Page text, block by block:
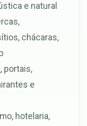
e natural
chácaras,
, portais,
e
hotelaria,